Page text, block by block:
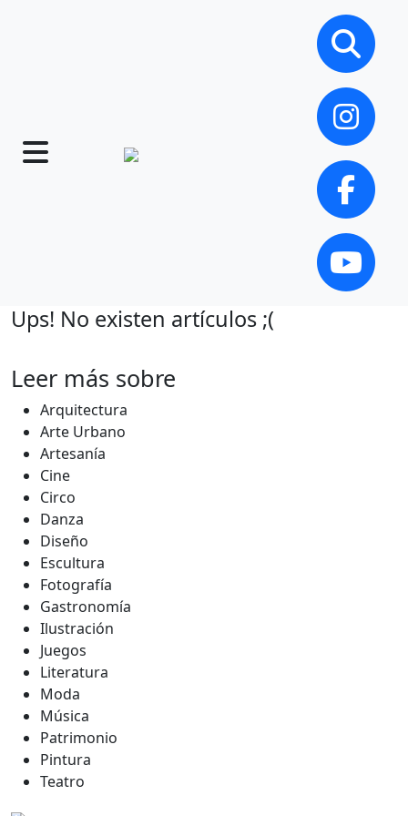
Ups! No existen artículos ;(
Leer más sobre
Arquitectura
Arte Urbano
Artesanía
Cine
Circo
Danza
Diseño
Escultura
Fotografía
Gastronomía
Ilustración
Juegos
Literatura
Moda
Música
Patrimonio
Pintura
Teatro